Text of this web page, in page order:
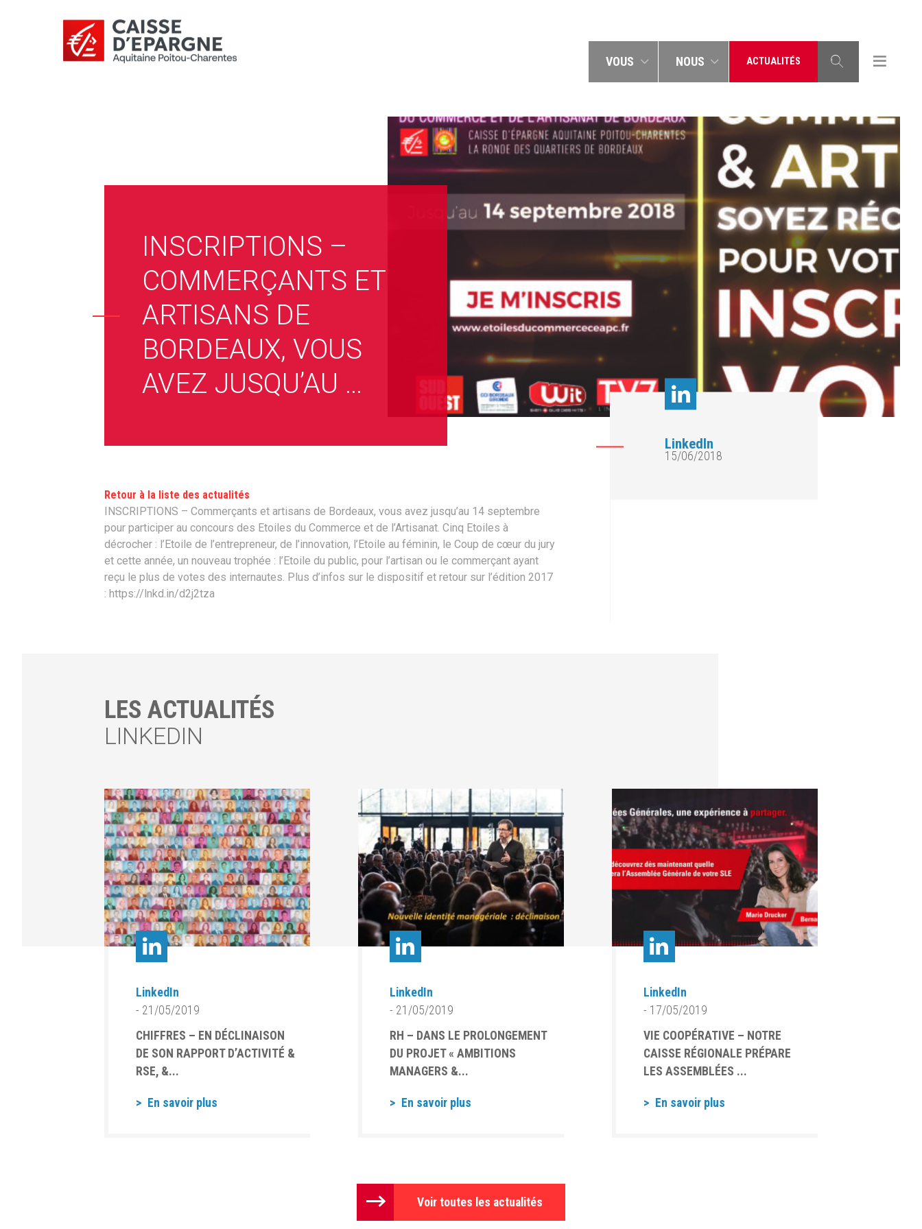
VOUS NOUS ACTUALITÉS
INSCRIPTIONS –
COMMERÇANTS ET
ARTISANS DE
BORDEAUX, VOUS
AVEZ JUSQU’AU …
LinkedIn
15/06/2018
Retour à la liste des actualités
INSCRIPTIONS – Commerçants et artisans de Bordeaux, vous avez jusqu’au 14 septembre
pour participer au concours des Etoiles du Commerce et de l’Artisanat. Cinq Etoiles à
décrocher : l’Etoile de l’entrepreneur, de l’innovation, l’Etoile au féminin, le Coup de cœur du jury
et cette année, un nouveau trophée : l’Etoile du public, pour l’artisan ou le commerçant ayant
reçu le plus de votes des internautes. Plus d’infos sur le dispositif et retour sur l’édition 2017
: https://lnkd.in/d2j2tza
LES ACTUALITÉS
LINKEDIN
LinkedIn
- 21/05/2019
CHIFFRES – EN DÉCLINAISON
DE SON RAPPORT D’ACTIVITÉ &
RSE, &...
En savoir plus
LinkedIn
- 21/05/2019
RH – DANS LE PROLONGEMENT
DU PROJET « AMBITIONS
MANAGERS &...
En savoir plus
LinkedIn
- 17/05/2019
VIE COOPÉRATIVE – NOTRE
CAISSE RÉGIONALE PRÉPARE
LES ASSEMBLÉES ...
En savoir plus
Voir toutes les actualités